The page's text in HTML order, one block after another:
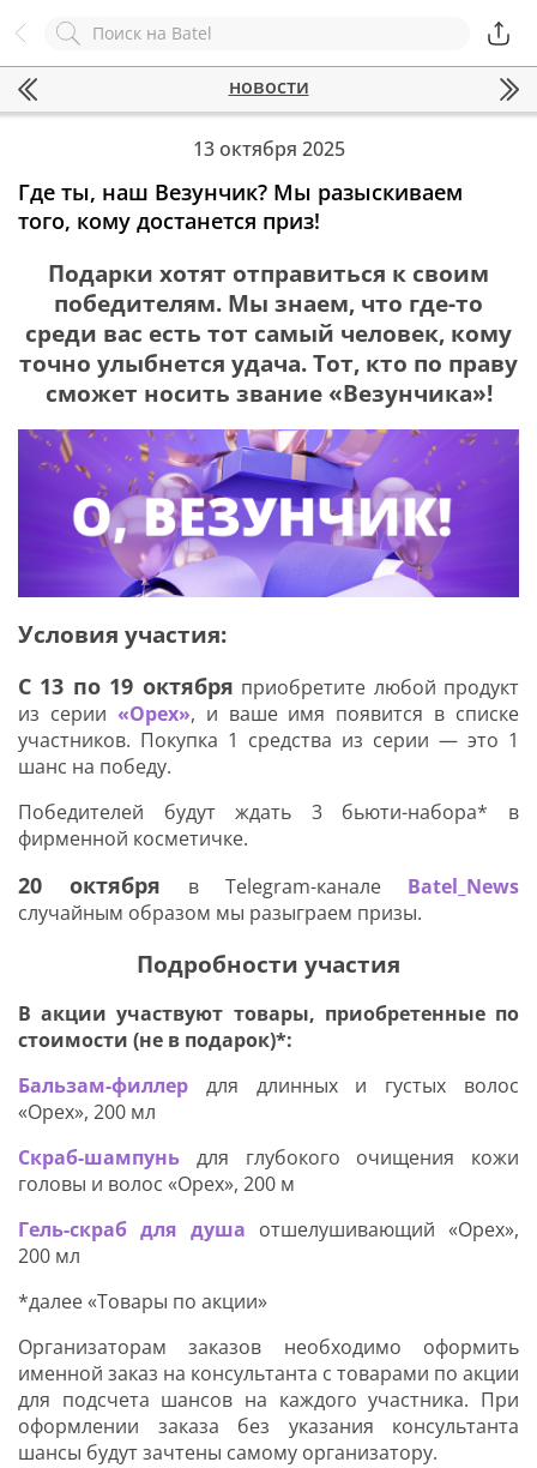
Назад
Комментарий
ОСТАВИТЬ ЗАЯВКУ
новости
13 октября 2025
Где ты, наш Везунчик? Мы разыскиваем
того, кому достанется приз!
Подарки хотят отправиться к своим
победителям. Мы знаем, что где-то
среди вас есть тот самый человек, кому
точно улыбнется удача. Тот, кто по праву
сможет носить звание «Везунчика»!
Условия участия:
С 13 по 19 октября приобретите любой продукт
из серии «Орех», и ваше имя появится в списке
участников. Покупка 1 средства из серии — это 1
шанс на победу.
Победителей будут ждать 3 бьюти-набора* в
фирменной косметичке.
20 октября в Telegram-канале Batel_News
случайным образом мы разыграем призы.
Подробности участия
В акции участвуют товары, приобретенные по
стоимости (не в подарок)*:
Бальзам-филлер для длинных и густых волос
«Орех», 200 мл
Скраб-шампунь для глубокого очищения кожи
головы и волос «Орех», 200 м
Гель-скраб для душа отшелушивающий «Орех»,
200 мл
*далее «Товары по акции»
Организаторам заказов необходимо оформить
именной заказ на консультанта с товарами по акции
для подсчета шансов на каждого участника. При
оформлении заказа без указания консультанта
шансы будут зачтены самому организатору.
Служба online-поддержки
Появился вопрос?Заполните эту форму!
+7
Я соглашаюсь сполитикой защиты
ОТПРАВИТЬ
Наша служба поддержки
с 5:00 до 15:00 мск,
и праздничных
дней.
Звоните нам!
+7 913 086-26-27
МАКС
8-800-201-38-27